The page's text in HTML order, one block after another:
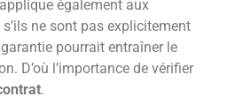
également aux
s’ils ne sont pas explicitement
pourrait entraîner le
D’où l’importance de vérifier
.